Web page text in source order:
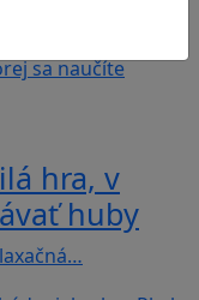
akčná…
hra, v
huby